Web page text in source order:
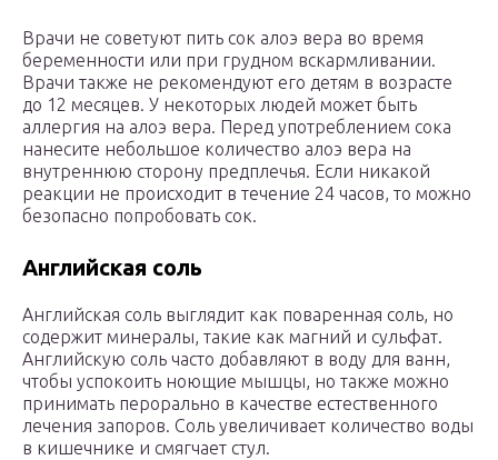
Врачи не советуют пить сок алоэ вера во время
беременности или при грудном вскармливании.
Врачи также не рекомендуют его детям в возрасте
до 12 месяцев. У некоторых людей может быть
аллергия на алоэ вера. Перед употреблением сока
нанесите небольшое количество алоэ вера на
внутреннюю сторону предплечья. Если никакой
реакции не происходит в течение 24 часов, то можно
безопасно попробовать сок.
Английская соль
Английская соль выглядит как поваренная соль, но
содержит минералы, такие как магний и сульфат.
Английскую соль часто добавляют в воду для ванн,
чтобы успокоить ноющие мышцы, но также можно
принимать перорально в качестве естественного
лечения запоров. Соль увеличивает количество воды
в кишечнике и смягчает стул.